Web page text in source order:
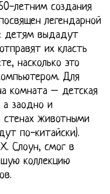
летним создания
легендарной
детям выдадут
их класть
насколько это
Для
комната – детская
заодно и
стенах животными
по-китайски).
Слоун, смог в
коллекцию